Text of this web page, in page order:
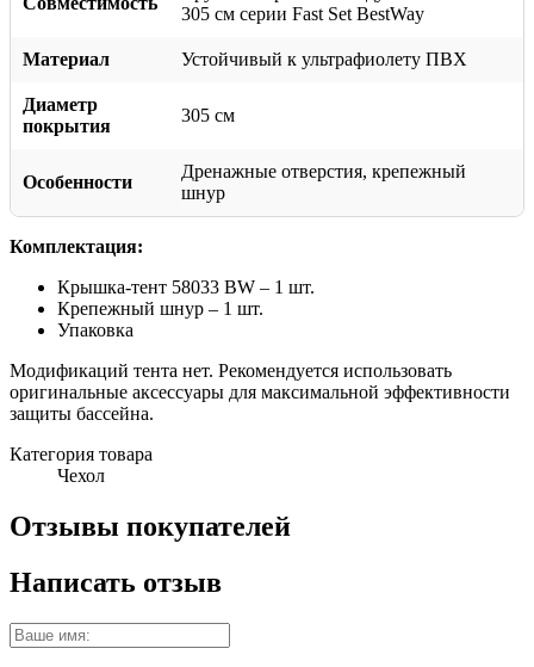
305 см серии Fast Set BestWay
Материал Устойчивый к ультрафиолету ПВХ
Диаметр
покрытия
305 см
Особенности
Дренажные отверстия, крепежный
шнур
Комплектация:
Крышка-тент 58033 BW – 1 шт.
Крепежный шнур – 1 шт.
Упаковка
Модификаций тента нет. Рекомендуется использовать
оригинальные аксессуары для максимальной эффективности
защиты бассейна.
Категория товара
Чехол
Отзывы покупателей
Написать отзыв